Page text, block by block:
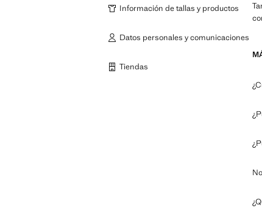
Información de tallas y productos
Datos personales y comunicaciones
Tiendas